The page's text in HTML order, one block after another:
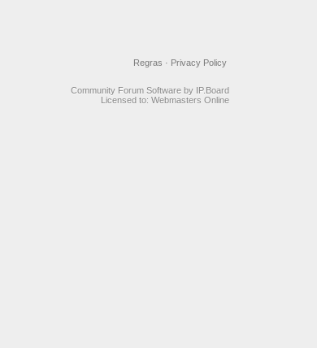
Privacy Policy
Regras ·
Community Forum Software by IP.Board
Licensed to: Webmasters Online